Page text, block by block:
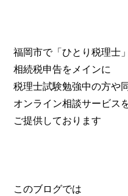
福岡市で「ひとり税理士
相続税申告をメインに
税理士試験勉強中の方や
オンライン相談サービス
ご提供しております
このブログでは